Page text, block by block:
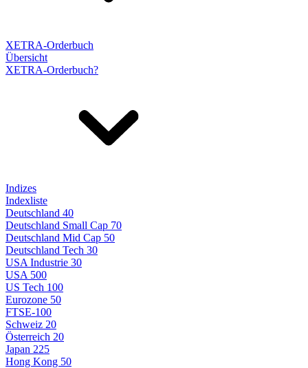
XETRA-Orderbuch
Übersicht
XETRA-Orderbuch?
Indizes
Indexliste
Deutschland 40
Deutschland Small Cap 70
Deutschland Mid Cap 50
Deutschland Tech 30
USA Industrie 30
USA 500
US Tech 100
Eurozone 50
FTSE-100
Schweiz 20
Österreich 20
Japan 225
Hong Kong 50